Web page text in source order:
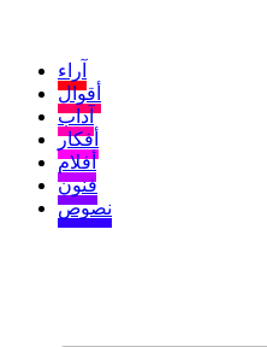
آراء
أقوال
آداب
أفكار
أفلام
فنون
نصوص